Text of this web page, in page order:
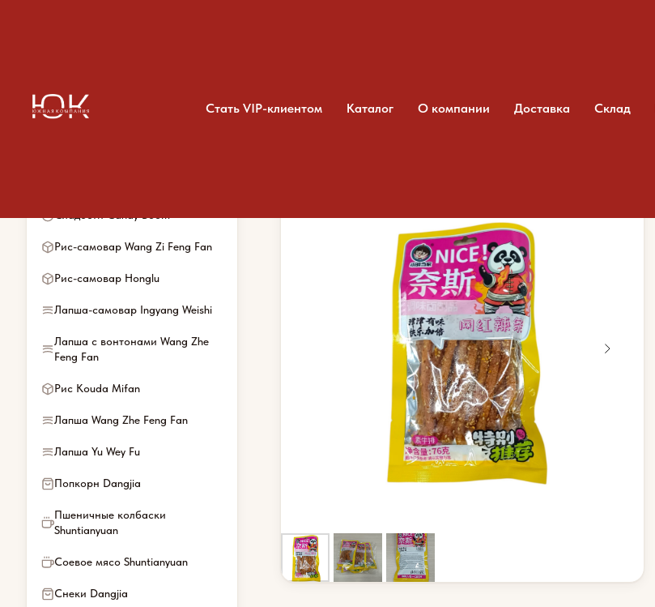
Стать VIP-клиентом Каталог О компании Доставка Склад
Рис-самовар Wang Zi Feng Fan
Рис-самовар Honglu
Лапша-самовар Ingyang Weishi
Лапша с вонтонами Wang Zhe
Feng Fan
Рис Kouda Mifan
Лапша Wang Zhe Feng Fan
Лапша Yu Wey Fu
Попкорн Dangjia
Пшеничные колбаски
Shuntianyuan
Соевое мясо Shuntianyuan
Снеки Dangjia